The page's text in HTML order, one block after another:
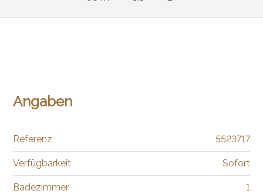
Angaben
Referenz 5523717
Verfügbarkeit Sofort
Badezimmer 1